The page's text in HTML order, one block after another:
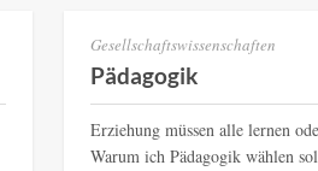
Gesellschaftswissenschaften
Pädagogik
Erziehung müssen alle lernen
Warum ich Pädagogik wählen